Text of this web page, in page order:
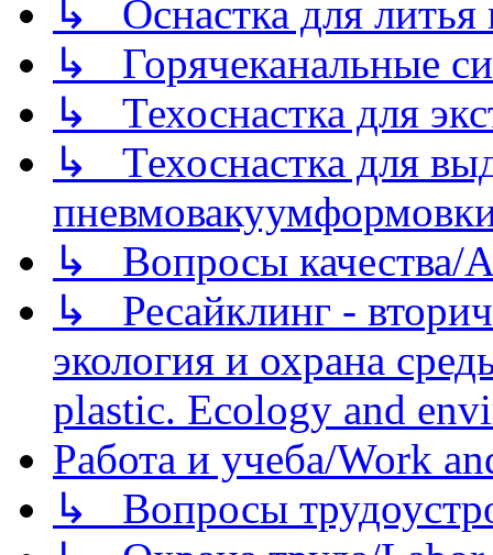
↳ Оснастка для литья
↳ Горячеканальные
↳ Техоснастка для
↳ Техоснастка для
↳ Вопросы качества/
↳ Ресайклинг -
экология и охрана
plastic. Ecology and
Работа и учеба/Work
↳ Вопросы